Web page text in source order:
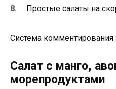
Простые салаты на
Система комментирования
Салат с манго,
морепродуктами